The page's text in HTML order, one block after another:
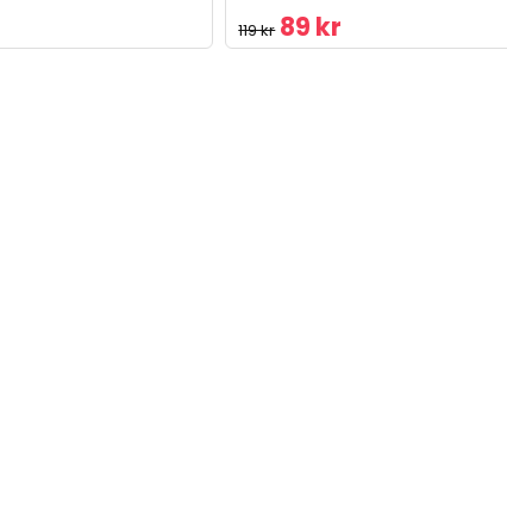
119 kr 89 kr